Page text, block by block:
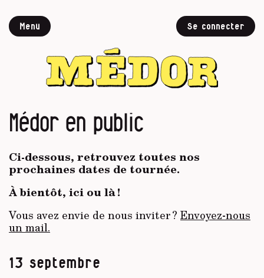
Menu Se connecter
Médor en public
Ci-dessous, retrouvez toutes nos
prochaines dates de tournée.
À bientôt, ici ou là !
Vous avez envie de nous inviter ? Envoyez-nous
un mail.
13 septembre